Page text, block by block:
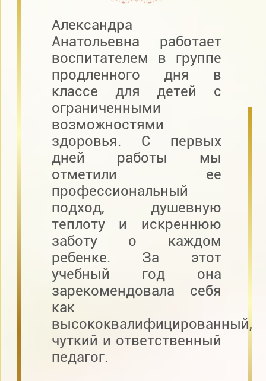
Александра
Анатольевна работает
воспитателем в группе
продленного дня в
классе для детей с
ограниченными
возможностями
здоровья. С первых
дней работы мы
отметили ее
профессиональный
подход, душевную
теплоту и искреннюю
заботу о каждом
ребенке. За этот
учебный год она
зарекомендовала себя
как
высококвалифицированный,
чуткий и ответственный
педагог.